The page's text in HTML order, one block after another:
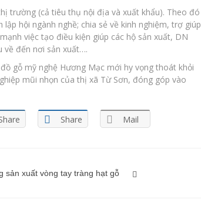
trường (cả tiêu thụ nội địa và xuất khẩu). Theo đó
hội ngành nghề; chia sẻ về kinh nghiệm, trợ giúp
việc tạo điều kiện giúp các hộ sản xuất, DN
về đến nơi sản xuất….
gỗ mỹ nghệ Hương Mạc mới hy vọng thoát khỏi
mũi nhọn của thị xã Từ Sơn, đóng góp vào
Share Mail
sản xuất vòng tay tràng hạt gỗ